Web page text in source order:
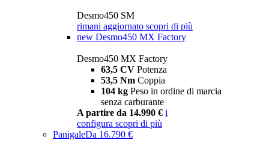
Desmo450 SM
rimani aggiornato scopri di più
new Desmo450 MX Factory
Desmo450 MX Factory
63,5 CV Potenza
53,5 Nm Coppia
104 kg Peso in ordine di marcia
senza carburante
A partire da 14.990 € i
configura scopri di più
PanigaleDa 16.790 €